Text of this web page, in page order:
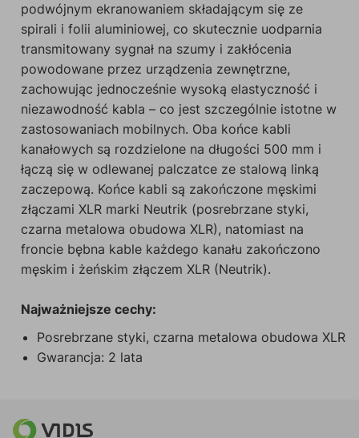
podwójnym ekranowaniem składającym się ze
spirali i folii aluminiowej, co skutecznie uodparnia
transmitowany sygnał na szumy i zakłócenia
powodowane przez urządzenia zewnętrzne,
zachowując jednocześnie wysoką elastyczność i
niezawodność kabla – co jest szczególnie istotne w
zastosowaniach mobilnych. Oba końce kabli
kanałowych są rozdzielone na długości 500 mm i
łączą się w odlewanej palczatce ze stalową linką
zaczepową. Końce kabli są zakończone męskimi
złączami XLR marki Neutrik (posrebrzane styki,
czarna metalowa obudowa XLR), natomiast na
froncie bębna kable każdego kanału zakończono
męskim i żeńskim złączem XLR (Neutrik).
Najważniejsze cechy:
Posrebrzane styki, czarna metalowa obudowa XLR
Gwarancja: 2 lata